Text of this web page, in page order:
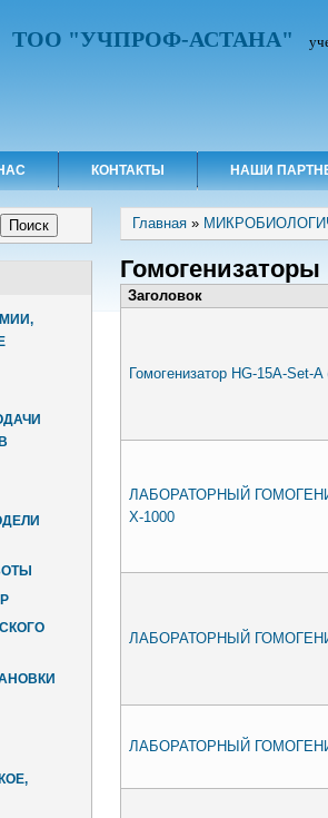
ТОО "УЧПРОФ-АСТАНА"
КОНТАКТЫ НАШИ
Вы здесь
Главная »
Гомогенизаторы
Заголовок
Гомогенизатор HG-15A-Set-
ЛАБОРАТОРНЫЙ
X-1000
ЛАБОРАТОРНЫЙ
ЛАБОРАТОРНЫЙ